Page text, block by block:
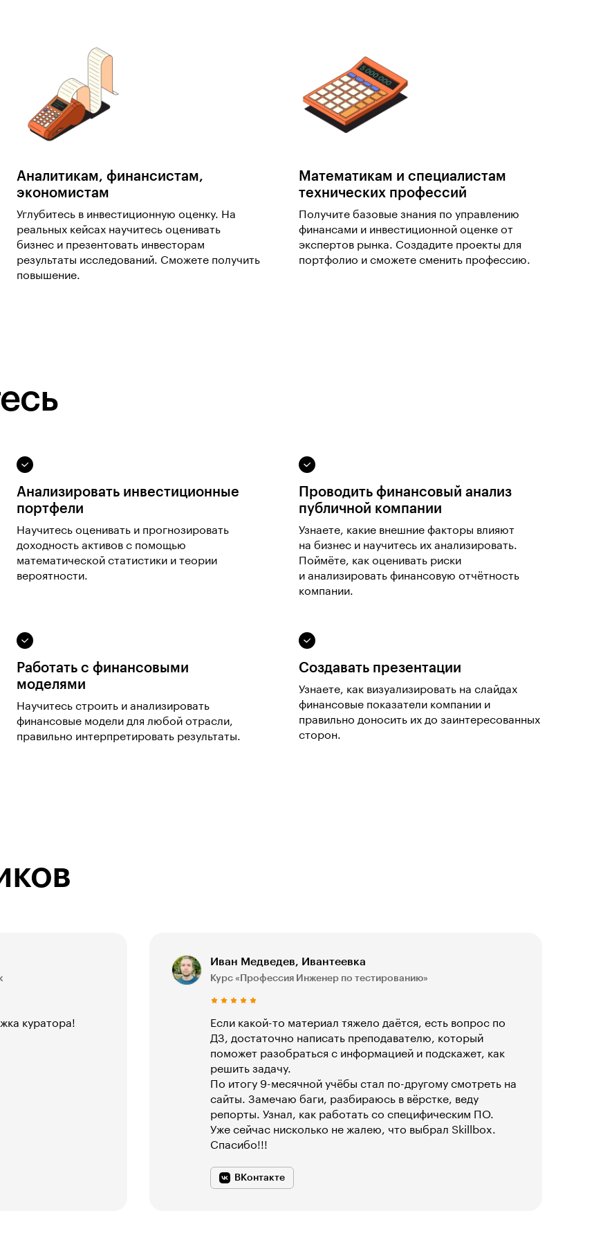
Аналитикам, финансистам,
экономистам
Углубитесь в инвестиционную оценку. На
реальных кейсах научитесь оценивать
бизнес и презентовать инвесторам
результаты исследований. Сможете получить
повышение.
Математикам и специалистам
технических профессий
Получите базовые знания по управлению
финансами и инвестиционной оценке от
экспертов рынка. Создадите проекты для
портфолио и сможете сменить профессию.
Анализировать инвестиционные
портфели
Научитесь оценивать и прогнозировать
доходность активов с помощью
математической статистики и теории
вероятности.
Проводить финансовый анализ
публичной компании
Узнаете, какие внешние факторы влияют
на бизнес и научитесь их анализировать.
Поймёте, как оценивать риски
и анализировать финансовую отчётность
компании.
Работать с финансовыми
моделями
Научитесь строить и анализировать
финансовые модели для любой отрасли,
правильно интерпретировать результаты.
Создавать презентации
Узнаете, как визуализировать на слайдах
финансовые показатели компании и
правильно доносить их до заинтересованных
сторон.
куратора!
Иван Медведев, Ивантеевка
Курс «Профессия Инженер по тестированию»
Если какой-то материал тяжело даётся, есть вопрос по
ДЗ, достаточно написать преподавателю, который
поможет разобраться с информацией и подскажет, как
решить задачу.
По итогу 9-месячной учёбы стал по-другому смотреть на
сайты. Замечаю баги, разбираюсь в вёрстке, веду
репорты. Узнал, как работать со специфическим ПО.
Уже сейчас нисколько не жалею, что выбрал Skillbox.
Спасибо!!!
ВКонтакте